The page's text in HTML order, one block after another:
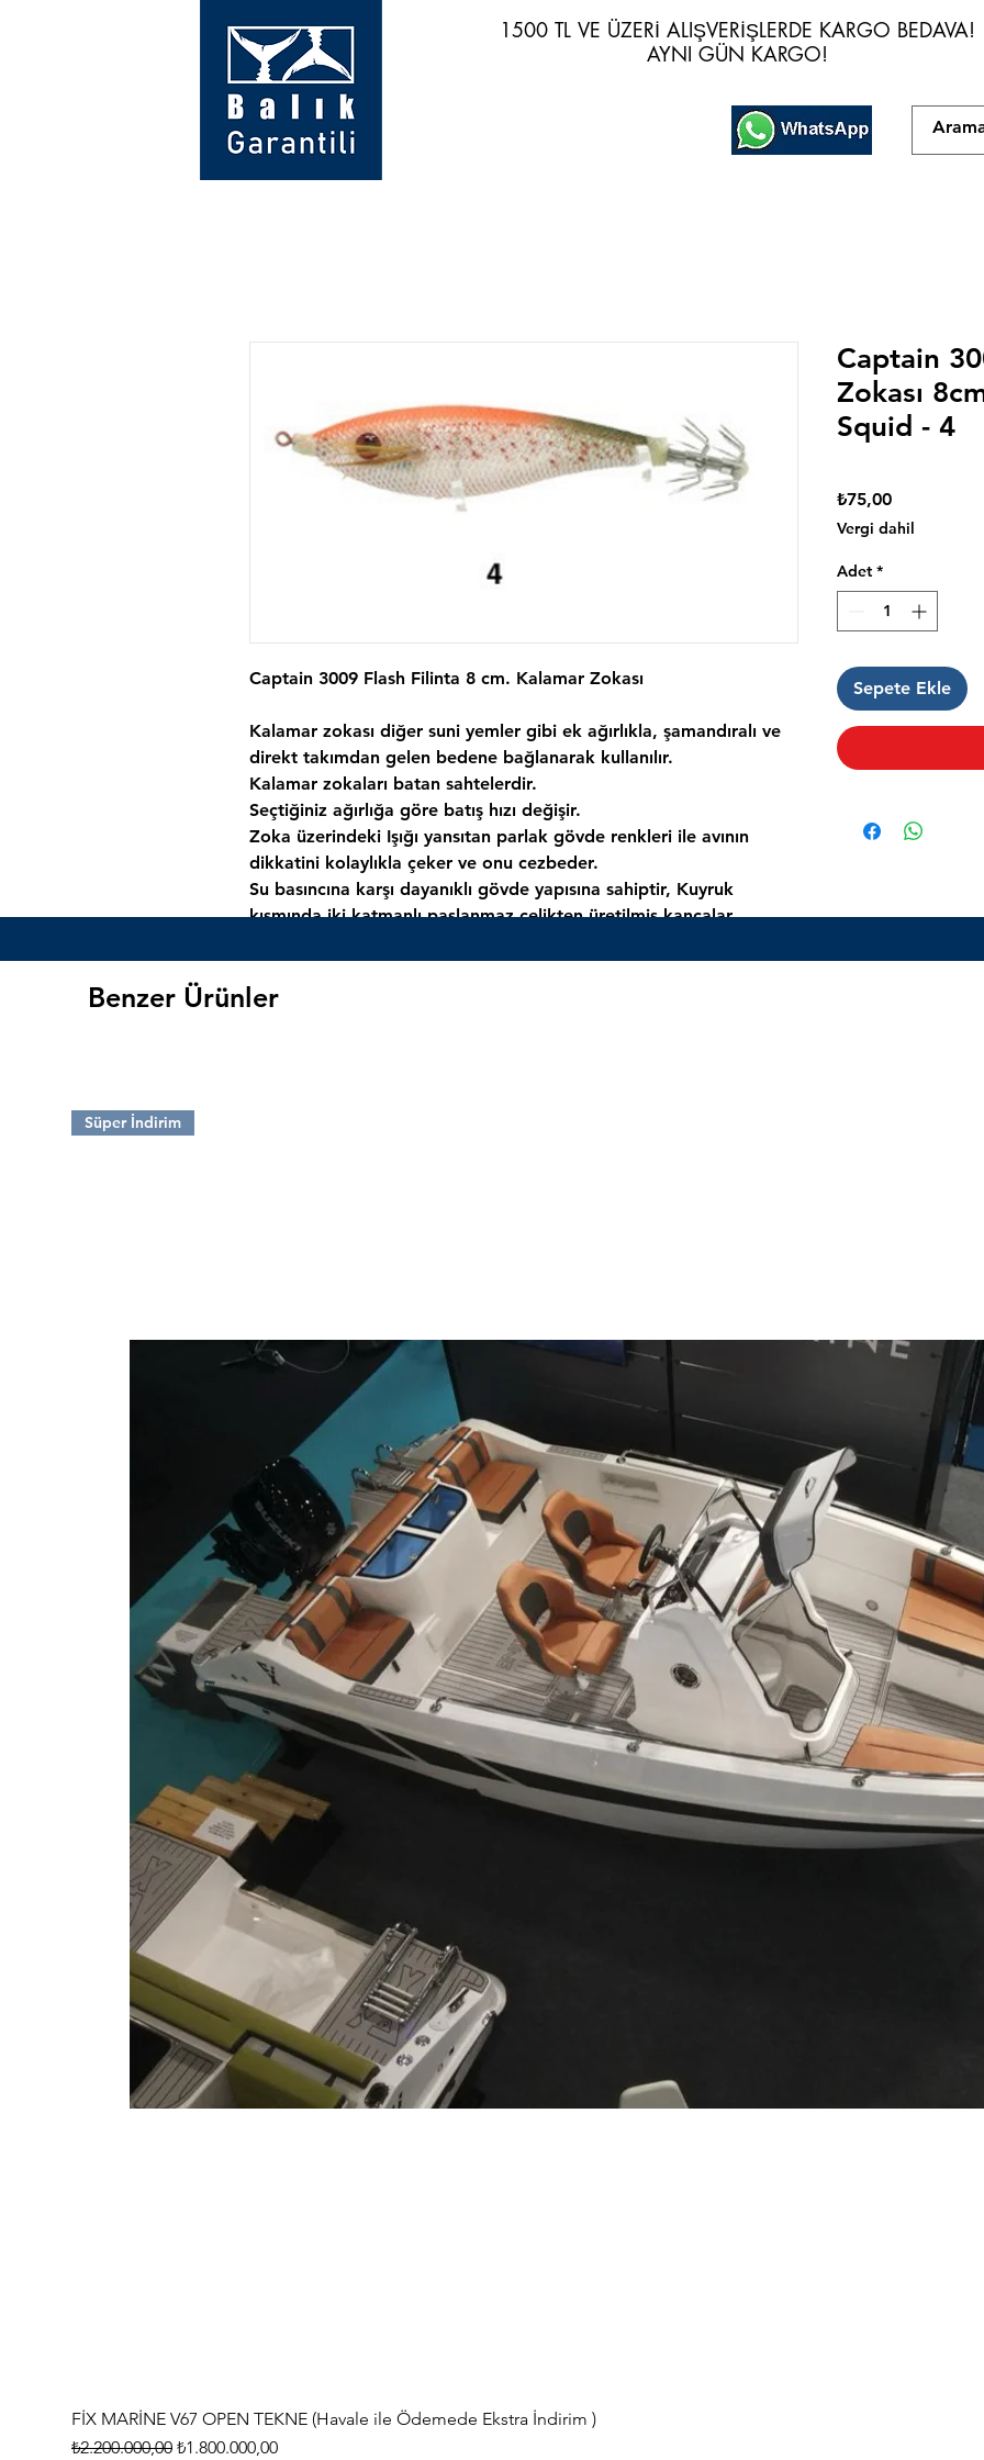
1500 TL VE ÜZERİ ALIŞVERİŞLERDE KARGO BEDAVA!
AYNI GÜN KARGO!
1500 TL VE ÜZERİ ALIŞVERİŞLERDE KARGO BEDAVA!
AYNI GÜN KARGO!
Captain 3009 Flash Filinta 8 cm. Kalamar Zokası
Kalamar zokası diğer suni yemler gibi ek ağırlıkla, şamandıralı ve
direkt takımdan gelen bedene bağlanarak kullanılır.
Kalamar zokaları batan sahtelerdir.
Seçtiğiniz ağırlığa göre batış hızı değişir.
Zoka üzerindeki Işığı yansıtan parlak gövde renkleri ile avının
dikkatini kolaylıkla çeker ve onu cezbeder.
Su basıncına karşı dayanıklı gövde yapısına sahiptir, Kuyruk
kısmında iki katmanlı paslanmaz çelikten üretilmiş kancalar
Genellikle Kalamar, Sübye ve Ahtapot avcılığında kullanılmaktadır.
Özel olarak üretilmiş plastik PVC Paket içerisinde 1 Adet olarak
Captain
Zokası
Squid - 4
₺75,00Fiyat
Vergi dahil
Adet *
Sepete Ekle
Benzer Ürünler
Süper İndirim
FİX MARİNE V67 OPEN TEKNE (Havale ile Ödemede Ekstra İndirim )
Normal Fiyat
₺2.200.000,00 İndirimli Fiyat
₺1.800.000,00